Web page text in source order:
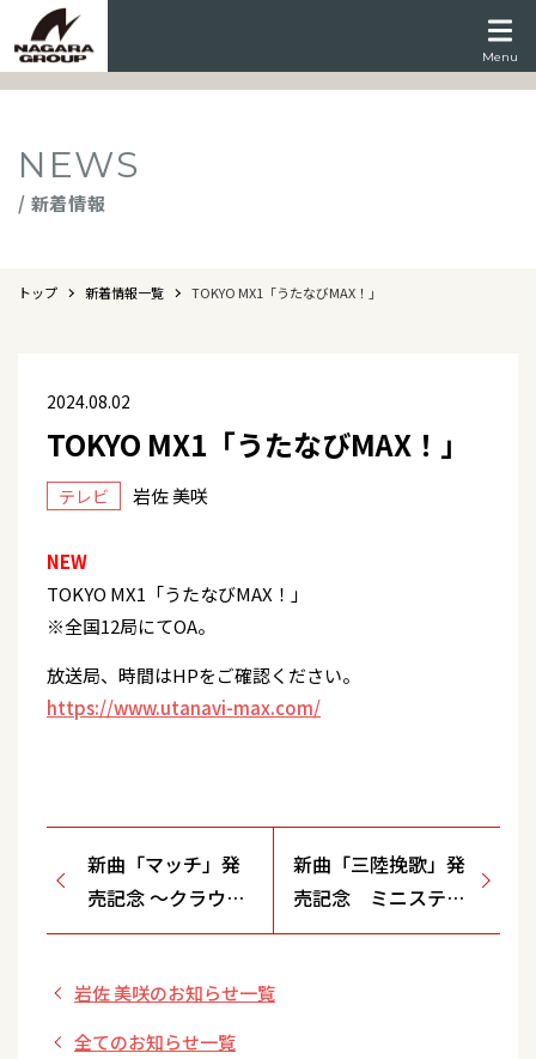
Menu
NEWS
/ 新着情報
トップ 新着情報一覧 TOKYO MX1「うたなびMAX！」
2024.08.02
TOKYO MX1「うたなびMAX！」
テレビ 岩佐 美咲
NEW
TOKYO MX1「うたなびMAX！」
※全国12局にてOA。
放送局、時間はHPをご確認ください。
https://www.utanavi-max.com/
新曲「マッチ」発
売記念 ～クラウン
徳間ショップ限定
会～ 開催決定！
新曲「三陸挽歌」発
売記念 ミニステー
ジ＆特典会開催決
岩佐 美咲のお知らせ一覧
全てのお知らせ一覧